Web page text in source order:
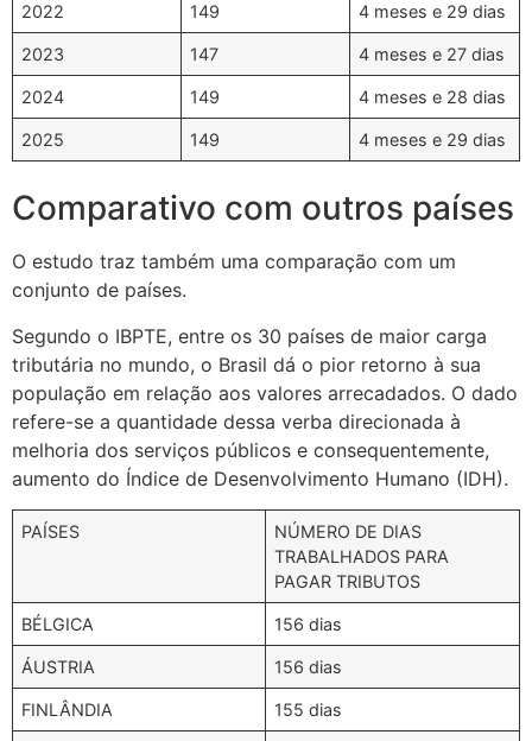
2022 149 4 meses e 29 dias
2023 147 4 meses e 27 dias
2024 149 4 meses e 28 dias
2025 149 4 meses e 29 dias
Comparativo com outros países
O estudo traz também uma comparação com um
conjunto de países.
Segundo o IBPTE, entre os 30 países de maior carga
tributária no mundo, o Brasil dá o pior retorno à sua
população em relação aos valores arrecadados. O dado
refere-se a quantidade dessa verba direcionada à
melhoria dos serviços públicos e consequentemente,
aumento do Índice de Desenvolvimento Humano (IDH).
PAÍSES
NÚMERO DE DIAS
TRABALHADOS PARA
PAGAR TRIBUTOS
BÉLGICA 156 dias
ÁUSTRIA 156 dias
FINLÂNDIA 155 dias